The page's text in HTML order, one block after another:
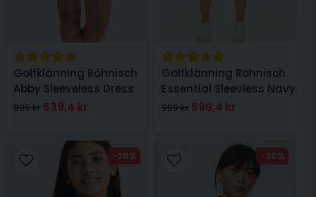
Golfklänning Röhnisch
Abby Sleeveless Dress
Vit
899 kr 539,4 kr
Golfklänning Röhnisch
Essential Sleevless Navy
999 kr 599,4 kr
-30% -30%